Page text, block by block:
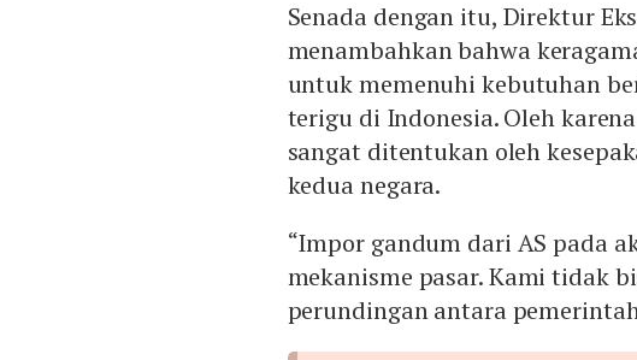
Senada dengan itu, Direktur
menambahkan bahwa
untuk memenuhi kebutuhan
terigu di Indonesia. Oleh
sangat ditentukan oleh
kedua negara.
“Impor gandum dari AS pada
mekanisme pasar. Kami tidak
perundingan antara